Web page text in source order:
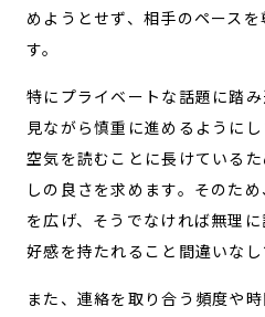
めようとせず、相手のペース
す。
特にプライベートな話題に踏
見ながら慎重に進めるように
空気を読むことに長けている
しの良さを求めます。そのた
を広げ、そうでなければ無理
好感を持たれること間違いなし
また、連絡を取り合う頻度や